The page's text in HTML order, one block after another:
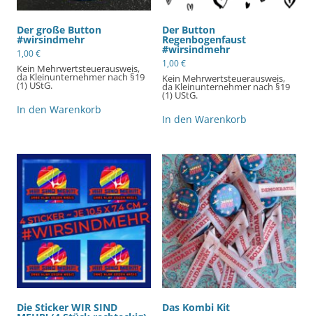
Der große Button
#wirsindmehr
1,00€
Kein Mehrwertsteuerausweis,
da Kleinunternehmer nach §19
(1) UStG.
In den Warenkorb
Der Button
Regenbogenfaust
#wirsindmehr
1,00€
Kein Mehrwertsteuerausweis,
da Kleinunternehmer nach §19
(1) UStG.
In den Warenkorb
Die Sticker WIR SIND Das Kombi Kit